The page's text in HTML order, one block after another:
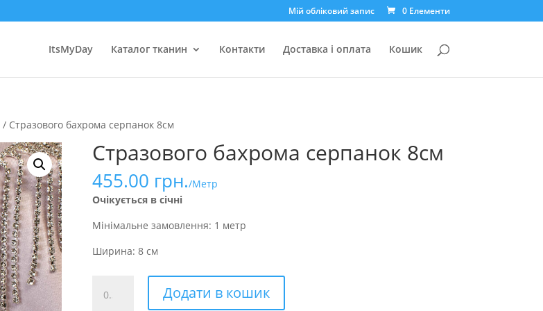
Мій обліковий запис 0 Елементи
ItsMyDay Каталог тканин Контакти Доставка і оплата Кошик
/ Стразового бахрома серпанок 8см
Стразового бахрома серпанок 8см
455.00 грн./Метр
Очікується в січні
Мінімальне замовлення: 1 метр
Ширина: 8 см
бахрома
Додати в кошик